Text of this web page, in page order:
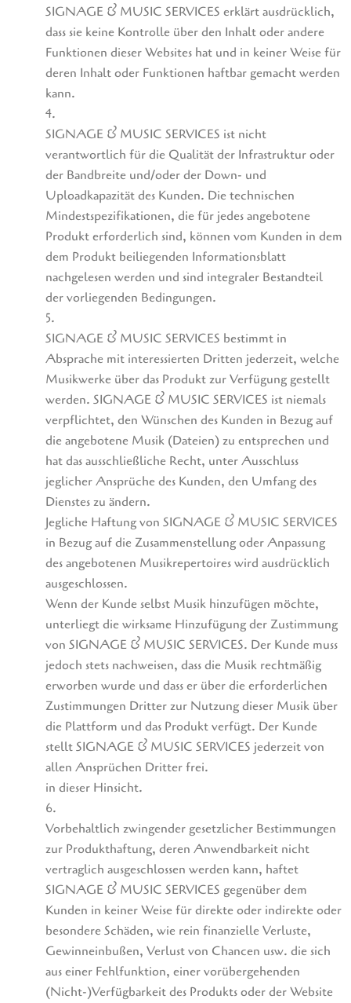
SIGNAGE & MUSIC SERVICES erklärt ausdrücklich,
dass sie keine Kontrolle über den Inhalt oder andere
Funktionen dieser Websites hat und in keiner Weise für
deren Inhalt oder Funktionen haftbar gemacht werden
kann.
4.
SIGNAGE & MUSIC SERVICES ist nicht
verantwortlich für die Qualität der Infrastruktur oder
der Bandbreite und/oder der Down- und
Uploadkapazität des Kunden. Die technischen
Mindestspezifikationen, die für jedes angebotene
Produkt erforderlich sind, können vom Kunden in dem
dem Produkt beiliegenden Informationsblatt
nachgelesen werden und sind integraler Bestandteil
der vorliegenden Bedingungen.
5.
SIGNAGE & MUSIC SERVICES bestimmt in
Absprache mit interessierten Dritten jederzeit, welche
Musikwerke über das Produkt zur Verfügung gestellt
werden. SIGNAGE & MUSIC SERVICES ist niemals
verpflichtet, den Wünschen des Kunden in Bezug auf
die angebotene Musik (Dateien) zu entsprechen und
hat das ausschließliche Recht, unter Ausschluss
jeglicher Ansprüche des Kunden, den Umfang des
Dienstes zu ändern.
Jegliche Haftung von SIGNAGE & MUSIC SERVICES
in Bezug auf die Zusammenstellung oder Anpassung
des angebotenen Musikrepertoires wird ausdrücklich
ausgeschlossen.
Wenn der Kunde selbst Musik hinzufügen möchte,
unterliegt die wirksame Hinzufügung der Zustimmung
von SIGNAGE & MUSIC SERVICES. Der Kunde muss
jedoch stets nachweisen, dass die Musik rechtmäßig
erworben wurde und dass er über die erforderlichen
Zustimmungen Dritter zur Nutzung dieser Musik über
die Plattform und das Produkt verfügt. Der Kunde
stellt SIGNAGE & MUSIC SERVICES jederzeit von
allen Ansprüchen Dritter frei.
in dieser Hinsicht.
6.
Vorbehaltlich zwingender gesetzlicher Bestimmungen
zur Produkthaftung, deren Anwendbarkeit nicht
vertraglich ausgeschlossen werden kann, haftet
SIGNAGE & MUSIC SERVICES gegenüber dem
Kunden in keiner Weise für direkte oder indirekte oder
besondere Schäden, wie rein finanzielle Verluste,
Gewinneinbußen, Verlust von Chancen usw. die sich
aus einer Fehlfunktion, einer vorübergehenden
(Nicht-)Verfügbarkeit des Produkts oder der Website